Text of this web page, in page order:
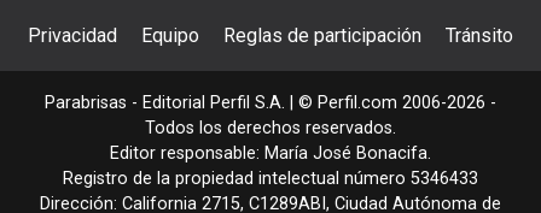
Privacidad Equipo Reglas de participación Tránsito
Parabrisas - Editorial Perfil S.A. | © Perfil.com 2006-2026 -
Todos los derechos reservados.
Editor responsable: María José Bonacifa.
Registro de la propiedad intelectual número 5346433
Dirección: California 2715, C1289ABI , Ciudad Autónoma de